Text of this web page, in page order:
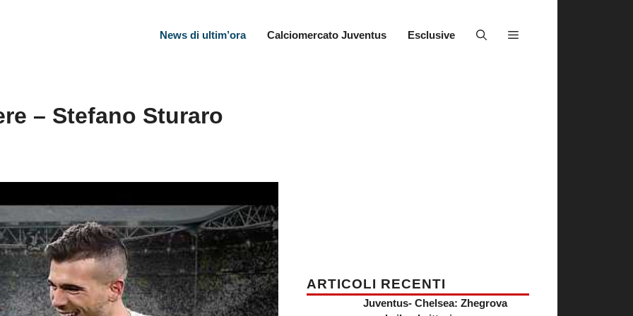
News di ultim’ora Calciomercato Juventus Esclusive
– Stefano Sturaro
ARTICOLI RECENTI
Juventus- Chelsea: Zhegrova